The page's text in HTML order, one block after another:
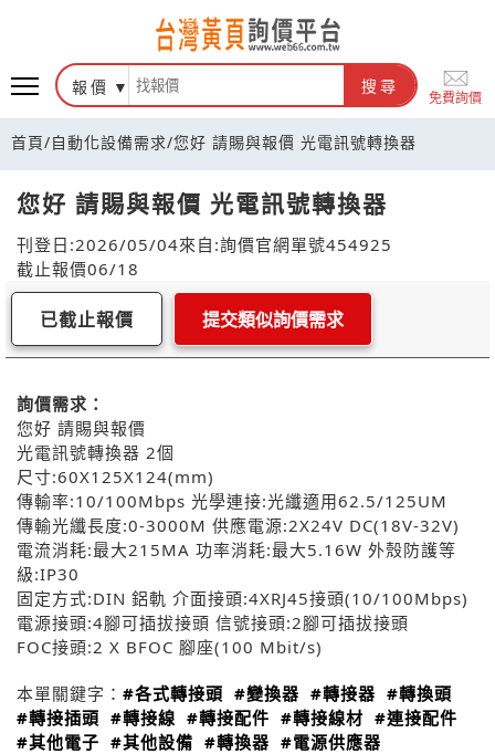
報價 搜尋
免費詢價
首頁/自動化設備需求/您好 請賜與報價 光電訊號轉換器
您好 請賜與報價 光電訊號轉換器
刊登日:2026/05/04來自:詢價官網單號454925
截止報價06/18
已截止報價 提交類似詢價需求
詢價需求：
您好 請賜與報價
光電訊號轉換器 2個
尺寸:60X125X124(mm)
傳輸率:10/100Mbps 光學連接:光纖適用62.5/125UM
傳輸光纖長度:0-3000M 供應電源:2X24V DC(18V-32V)
電流消耗:最大215MA 功率消耗:最大5.16W 外殼防護等
級:IP30
固定方式:DIN 鋁軌 介面接頭:4XRJ45接頭(10/100Mbps)
電源接頭:4腳可插拔接頭 信號接頭:2腳可插拔接頭
FOC接頭:2 X BFOC 腳座(100 Mbit/s)
本單關鍵字： #各式轉接頭 #變換器 #轉接器 #轉換頭
#轉接插頭 #轉接線 #轉接配件 #轉接線材 #連接配件
#其他電子 #其他設備 #轉換器 #電源供應器